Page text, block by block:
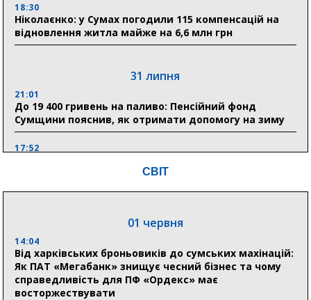
18:30
Ніколаєнко: у Сумах погодили 115 компенсацій на
відновлення житла майже на 6,6 млн грн
31 липня
21:01
До 19 400 гривень на паливо: Пенсійний фонд
Сумщини пояснив, як отримати допомогу на зиму
17:52
Пенсійному фонді Сумщини пояснили, що робити
Артем Кобзар вручив родинам 20 полеглих Героїв
відзнаки «Почесного громадянина міста Суми»
30 липня
СВІТ
01 червня
14:04
Від харківських броньовиків до сумських махінацій:
Як ПАТ «Мегабанк» знищує чесний бізнес та чому
справедливість для ПФ «Ордекс» має
восторжествувати